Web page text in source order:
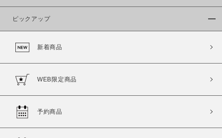
ピックアップ
新着商品
WEB限定商品
予約商品